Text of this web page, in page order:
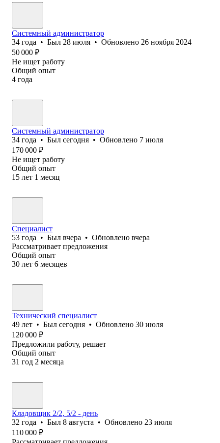
Системный администратор
34 года • Был 28 июля • Обновлено 26 ноября 2024
50 000 ₽
Не ищет работу
Общий опыт
4 года
Системный администратор
34 года • Был сегодня • Обновлено 7 июля
170 000 ₽
Не ищет работу
Общий опыт
15 лет 1 месяц
Специалист
53 года • Был вчера • Обновлено вчера
Рассматривает предложения
Общий опыт
30 лет 6 месяцев
Технический специалист
49 лет • Был сегодня • Обновлено 30 июля
120 000 ₽
Предложили работу, решает
Общий опыт
31 год 2 месяца
Кладовщик 2/2, 5/2 - день
32 года • Был 8 августа • Обновлено 23 июля
110 000 ₽